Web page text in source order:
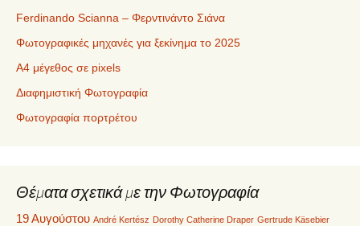
Ferdinando Scianna – Φερντινάντο Σιάνα
Φωτογραφικές μηχανές για ξεκίνημα το 2025
Α4 μέγεθος σε pixels
Διαφημιστική Φωτογραφία
Φωτογραφία πορτρέτου
Θέματα σχετικά με την Φωτογραφία
19 Αυγούστου André Kertész Dorothy Catherine Draper Gertrude Käsebier